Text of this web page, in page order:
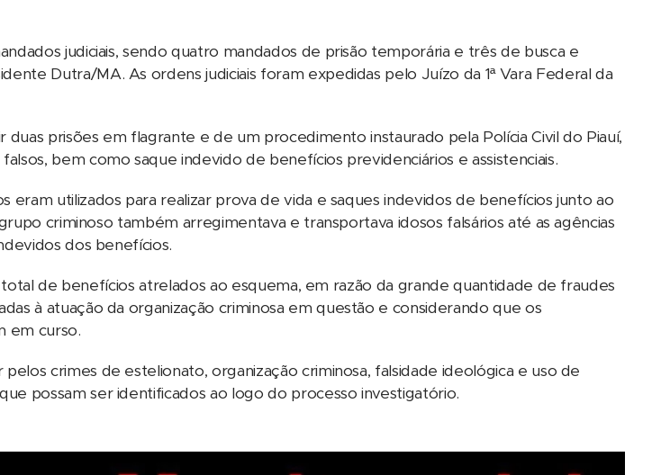
judiciais, sendo quatro mandados de prisão temporária e três de busca e
Dutra/MA. As ordens judiciais foram expedidas pelo Juízo da 1ª Vara Federal da
prisões em flagrante e de um procedimento instaurado pela Polícia Civil do Piauí,
bem como saque indevido de benefícios previdenciários e assistenciais.
eram utilizados para realizar prova de vida e saques indevidos de benefícios junto ao
criminoso também arregimentava e transportava idosos falsários até as agências
dos benefícios.
de benefícios atrelados ao esquema, em razão da grande quantidade de fraudes
à atuação da organização criminosa em questão e considerando que os
em curso.
crimes de estelionato, organização criminosa, falsidade ideológica e uso de
possam ser identificados ao logo do processo investigatório.